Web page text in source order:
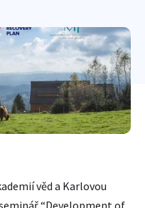
věd a Karlovou
“Development of